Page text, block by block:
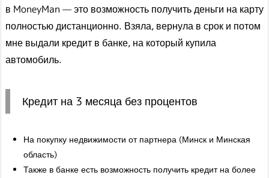
в MoneyMan — это возможность получить деньги на карту
полностью дистанционно. Взяла, вернула в срок и потом
мне выдали кредит в банке, на который купила
автомобиль.
Кредит на 3 месяца без процентов
На покупку недвижимости от партнера (Минск и Минская
область)
Также в банке есть возможность получить кредит на более